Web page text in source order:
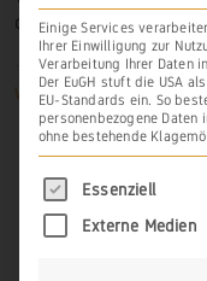
dem Jahr 1379.
Weiterlesen
Einige Services
Ihrer Einwilligung zur
Verarbeitung Ihrer Daten
Der EuGH stuft die USA
EU-Standards ein. So
personenbezogene
ohne bestehende
Es folgt eine
Essenziell
Externe Medien